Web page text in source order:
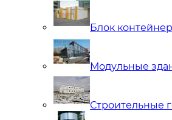
Блок
Модульные
Строительные